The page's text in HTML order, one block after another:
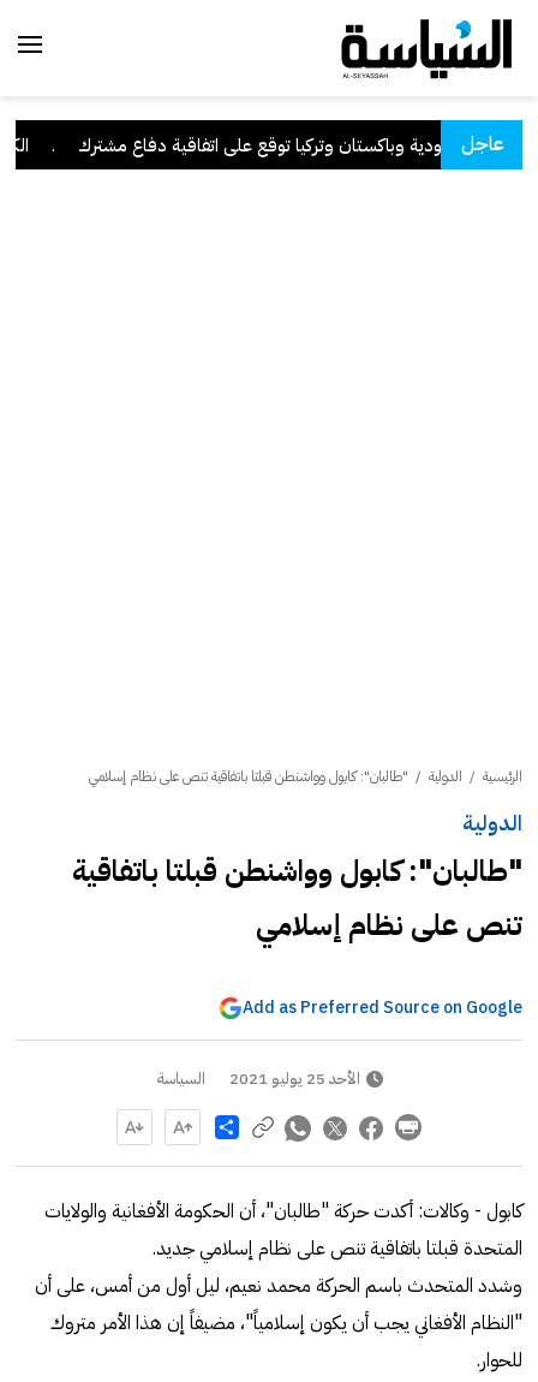
عاجل
السعودية وباكستان وتركيا توقع على اتفاقية دفاع مشترك
الرئيسية / الدولية / "طالبان": كابول وواشنطن قبلتا باتفاقية تنص على نظام إسلامي
الدولية
"طالبان": كابول وواشنطن قبلتا باتفاقية
تنص على نظام إسلامي
Add as Preferred Source on Google
الأحد 25 يوليو 2021 السياسة
Share
كابول - وكالات: أكدت حركة "طالبان"، أن الحكومة الأفغانية والولايات
المتحدة قبلتا باتفاقية تنص على نظام إسلامي جديد.
وشدد المتحدث باسم الحركة محمد نعيم، ليل أول من أمس، على أن
"النظام الأفغاني يجب أن يكون إسلامياً"، مضيفاً إن هذا الأمر متروك
للحوار.